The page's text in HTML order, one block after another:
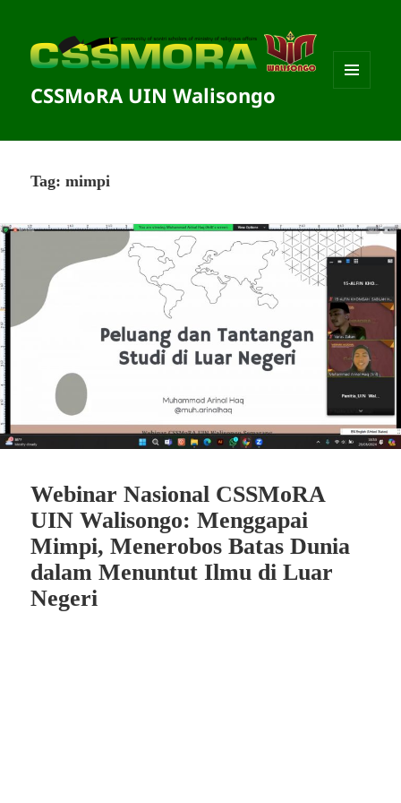
CSSMoRA UIN Walisongo
Tag:mimpi
Webinar Nasional CSSMoRA
UIN Walisongo: Menggapai
Mimpi, Menerobos Batas Dunia
dalam Menuntut Ilmu di Luar
Negeri